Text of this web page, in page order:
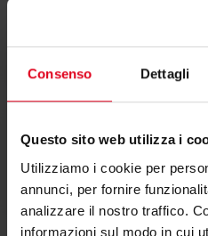
Consenso Dettagli
Questo sito web utilizza i
Utilizziamo i cookie per
annunci, per fornire
analizzare il nostro traffico.
informazioni sul modo in cui
Primo avviamento
Servizio Tecnico
€.